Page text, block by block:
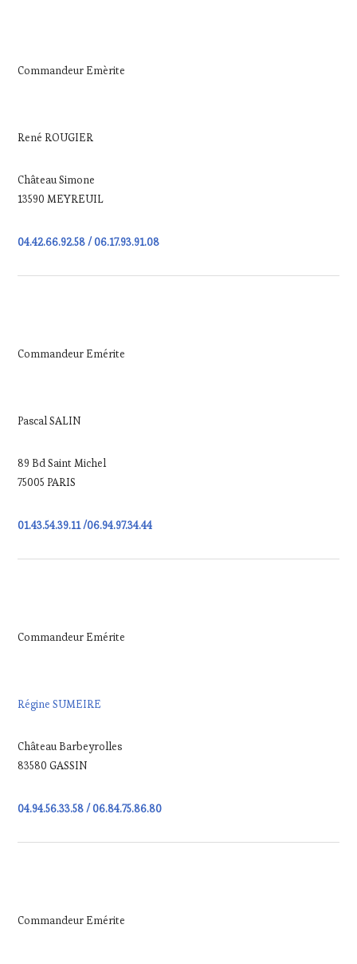
Commandeur Emèrite
René ROUGIER
Château Simone
13590 MEYREUIL
04.42.66.92.58 / 06.17.93.91.08
Commandeur Emérite
Pascal SALIN
89 Bd Saint Michel
75005 PARIS
01.43.54.39.11 /06.94.97.34.44
Commandeur Emérite
Régine SUMEIRE
Château Barbeyrolles
83580 GASSIN
04.94.56.33.58 / 06.84.75.86.80
Commandeur Emérite